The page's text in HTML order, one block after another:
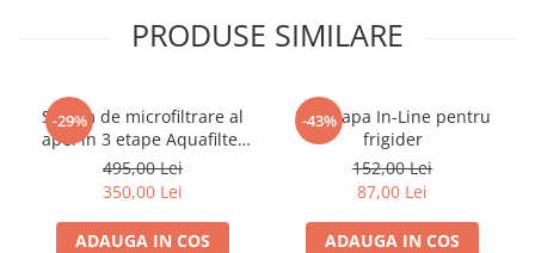
Accesorii diversePRODUSE SIMILARE
-29%
Sistem de microfiltrare al
apei in 3 etape Aquafilter
FP3-2
495,00 Lei
350,00 Lei
ADAUGA IN COS
-43%
Filtru apa In-Line pentru
frigider
152,00 Lei
87,00 Lei
ADAUGA IN COS